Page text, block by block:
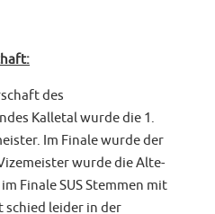
des
Kalletal wurde die 1.
Im Finale wurde der
wurde die Alte-
Finale SUS Stemmen mit
schied leider in der